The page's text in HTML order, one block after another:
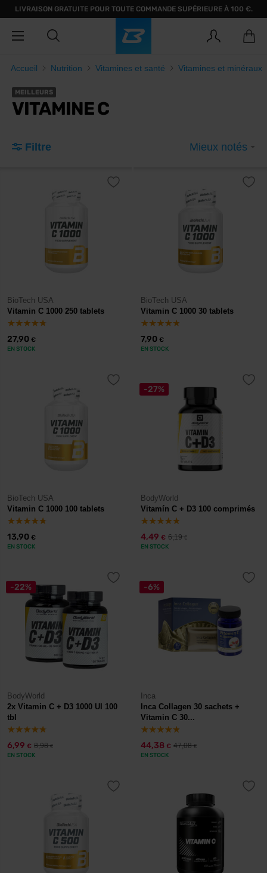
LIVRAISON GRATUITE POUR TOUTE COMMANDE SUPÉRIEURE À 100 €.
Accueil Nutrition Vitamines et santé Vitamines et minéraux
MEILLEURS
VITAMINE C
Filtre Mieux notés
BioTech USA
Vitamin C 1000 250 tablets
27,90 €
EN STOCK
BioTech USA
Vitamin C 1000 30 tablets
7,90 €
EN STOCK
BioTech USA
Vitamin C 1000 100 tablets
13,90 €
EN STOCK
-27%
BodyWorld
Vitamín C + D3 100 comprimés
4,49 € 6,19€
EN STOCK
-22%
BodyWorld
2x Vitamin C + D3 1000 UI 100
tbl
6,99 € 8,98€
EN STOCK
-6%
Inca
Inca Collagen 30 sachets +
Vitamin C 30...
44,38 € 47,08€
EN STOCK